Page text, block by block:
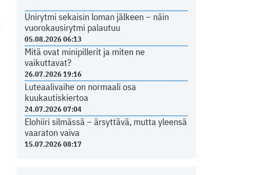
Unirytmi sekaisin loman jälkeen – näin
vuorokausirytmi palautuu
05.08.2026 06:13
Mitä ovat minipillerit ja miten ne
vaikuttavat?
26.07.2026 19:16
Luteaalivaihe on normaali osa
kuukautiskiertoa
24.07.2026 07:04
Elohiiri silmässä – ärsyttävä, mutta yleensä
vaaraton vaiva
15.07.2026 08:17